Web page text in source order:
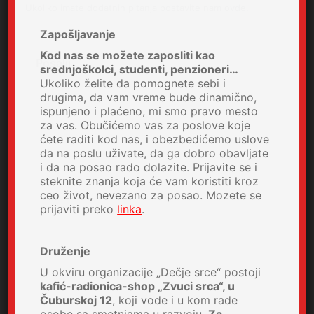
Pošalji
Zapošljavanje
Kod nas se možete zaposliti kao
srednjoškolci, studenti, penzioneri…
Ukoliko želite da pomognete sebi i
drugima, da vam vreme bude dinamično,
ispunjeno i plaćeno, mi smo pravo mesto
za vas. Obučićemo vas za poslove koje
ćete raditi kod nas, i obezbedićemo uslove
da na poslu uživate, da ga dobro obavljate
i da na posao rado dolazite. Prijavite se i
steknite znanja koja će vam koristiti kroz
ceo život, nevezano za posao. Mozete se
prijaviti preko linka.
Druženje
U okviru organizacije „Dečje srce“ postoji
kafić-radionica-shop „Zvuci srca“, u
Čuburskoj 12, koji vode i u kom rade